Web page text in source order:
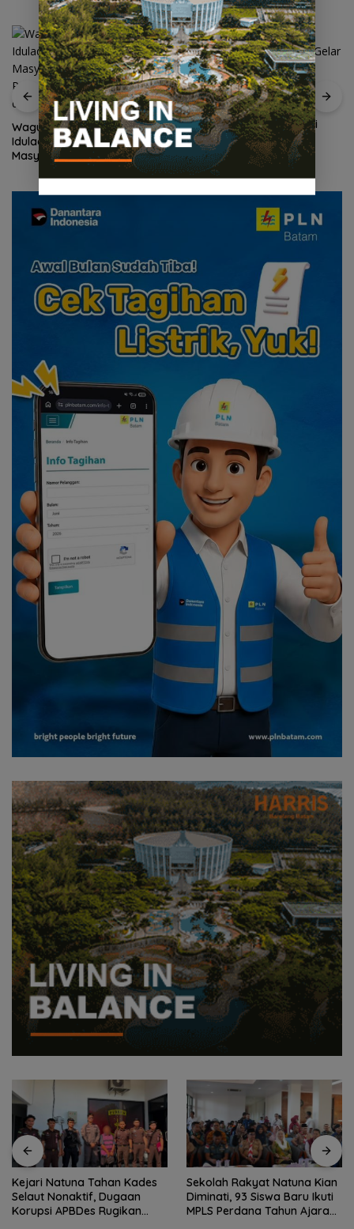
Wagub Nyanyang Salat
Iduladha Bersama
Masyarakat Lingga, Ajak
Perkuat Nilai Pengorbanan
Peringati HPN 2026,
Komunitas Jurnalis Kepri
Gelar Syukuran hingga
Ziarah Makam Tokoh Pers
Kejari Natuna Tahan Kades
Selaut Nonaktif, Dugaan
Korupsi APBDes Rugikan
Sekolah Rakyat Natuna Kian
Diminati, 93 Siswa Baru Ikuti
MPLS Perdana Tahun Ajaran